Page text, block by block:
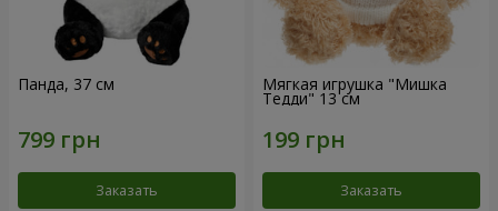
Панда, 37 см
Заказать
Мягкая игрушка "Мишка
Тедди" 13 см
Заказать